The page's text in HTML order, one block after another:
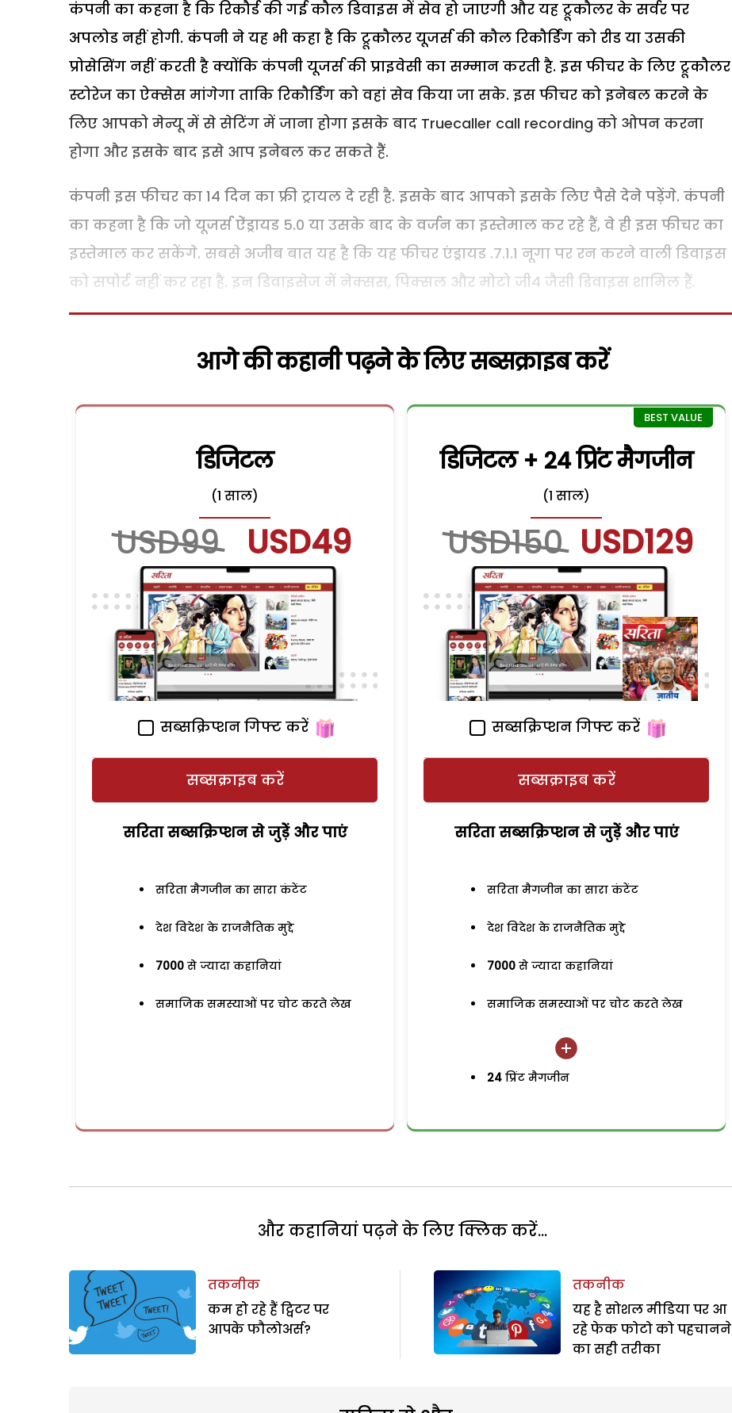
कंपनी का कहना है कि रिकौर्ड की गई कौल डिवाइस में सेव हो जाएगी और यह ट्रूकौलर के सर्वर पर
अपलोड नहीं होगी. कंपनी ने यह भी कहा है कि ट्रूकौलर यूजर्स की कौल रिकौर्डिंग को रीड या उसकी
प्रोसेसिंग नहीं करती है क्योंकि कंपनी यूजर्स की प्राइवेसी का सम्मान करती है. इस फीचर के लिए ट्रूकौलर
स्टोरेज का ऐक्सेस मांगेगा ताकि रिकौर्डिंग को वहां सेव किया जा सके. इस फीचर को इनेबल करने के
लिए आपको मेन्यू में से सेटिंग में जाना होगा इसके बाद Truecaller call recording को ओपन करना
होगा और इसके बाद इसे आप इनेबल कर सकते हैं.
कंपनी इस फीचर का 14 दिन का फ्री ट्रायल दे रही है. इसके बाद आपको इसके लिए पैसे देने पड़ेंगे. कंपनी
का कहना है कि जो यूजर्स ऐंड्रायड 5.0 या उसके बाद के वर्जन का इस्तेमाल कर रहे हैं, वे ही इस फीचर का
इस्तेमाल कर सकेंगे. सबसे अजीब बात यह है कि यह फीचर एंड्रायड .7.1.1 नूगा पर रन करने वाली डिवाइस
को सपोर्ट नहीं कर रहा है. इन डिवाइसेज में नेक्सस, पिक्सल और मोटो जी4 जैसी डिवाइस शामिल हैं.
आगे की कहानी पढ़ने के लिए सब्सक्राइब करें
डिजिटल
(1 साल)
USD99 USD49
सब्सक्रिप्शन गिफ्ट करें
सब्सक्राइब करें
सरिता सब्सक्रिप्शन से जुड़ेें और पाएं
सरिता मैगजीन का सारा कंटेंट
देश विदेश के राजनैतिक मुद्दे
7000 से ज्यादा कहानियां
समाजिक समस्याओं पर चोट करते लेख
डिजिटल + 24 प्रिंट मैगजीन
(1 साल)
USD150 USD129
सब्सक्रिप्शन गिफ्ट करें
सब्सक्राइब करें
सरिता सब्सक्रिप्शन से जुड़ेें और पाएं
सरिता मैगजीन का सारा कंटेंट
देश विदेश के राजनैतिक मुद्दे
7000 से ज्यादा कहानियां
समाजिक समस्याओं पर चोट करते लेख
24 प्रिंट मैगजीन
और कहानियां पढ़ने के लिए क्लिक करें...
तकनीक
कम हो रहे हैं ट्विटर पर
आपके फौलोअर्स?
तकनीक
यह है सोशल मीडिया पर आ
रहे फेक फोटो को पहचानने
का सही तरीका